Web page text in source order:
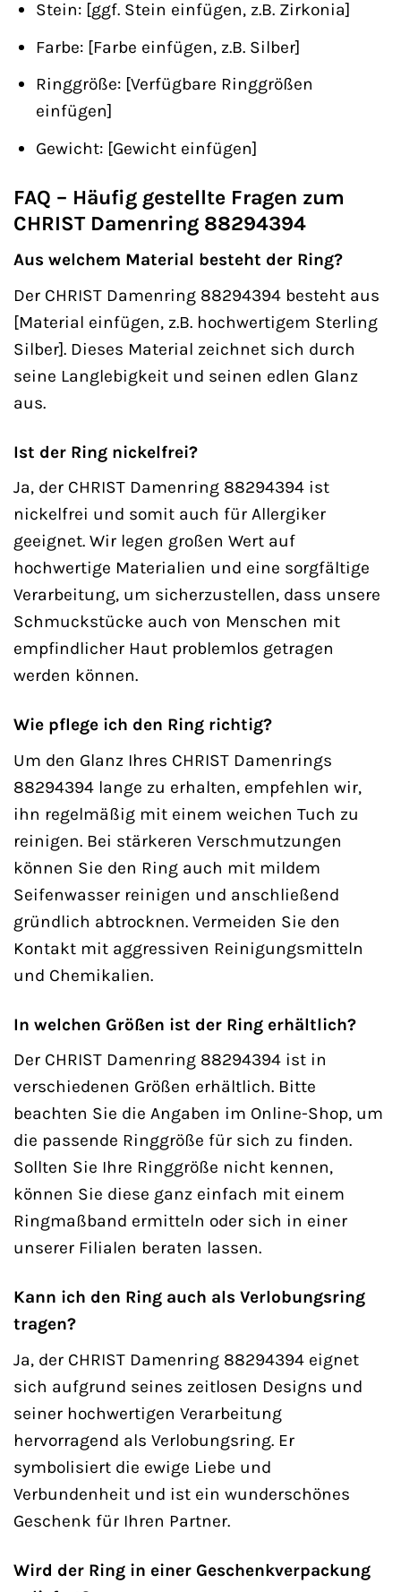
Stein: [ggf. Stein einfügen, z.B. Zirkonia]
Farbe: [Farbe einfügen, z.B. Silber]
Ringgröße: [Verfügbare Ringgrößen
einfügen]
Gewicht: [Gewicht einfügen]
FAQ – Häufig gestellte Fragen zum
CHRIST Damenring 88294394
Aus welchem Material besteht der Ring?
Der CHRIST Damenring 88294394 besteht aus
[Material einfügen, z.B. hochwertigem Sterling
Silber]. Dieses Material zeichnet sich durch
seine Langlebigkeit und seinen edlen Glanz
aus.
Ist der Ring nickelfrei?
Ja, der CHRIST Damenring 88294394 ist
nickelfrei und somit auch für Allergiker
geeignet. Wir legen großen Wert auf
hochwertige Materialien und eine sorgfältige
Verarbeitung, um sicherzustellen, dass unsere
Schmuckstücke auch von Menschen mit
empfindlicher Haut problemlos getragen
werden können.
Wie pflege ich den Ring richtig?
Um den Glanz Ihres CHRIST Damenrings
88294394 lange zu erhalten, empfehlen wir,
ihn regelmäßig mit einem weichen Tuch zu
reinigen. Bei stärkeren Verschmutzungen
können Sie den Ring auch mit mildem
Seifenwasser reinigen und anschließend
gründlich abtrocknen. Vermeiden Sie den
Kontakt mit aggressiven Reinigungsmitteln
und Chemikalien.
In welchen Größen ist der Ring erhältlich?
Der CHRIST Damenring 88294394 ist in
verschiedenen Größen erhältlich. Bitte
beachten Sie die Angaben im Online-Shop, um
die passende Ringgröße für sich zu finden.
Sollten Sie Ihre Ringgröße nicht kennen,
können Sie diese ganz einfach mit einem
Ringmaßband ermitteln oder sich in einer
unserer Filialen beraten lassen.
Kann ich den Ring auch als Verlobungsring
tragen?
Ja, der CHRIST Damenring 88294394 eignet
sich aufgrund seines zeitlosen Designs und
seiner hochwertigen Verarbeitung
hervorragend als Verlobungsring. Er
symbolisiert die ewige Liebe und
Verbundenheit und ist ein wunderschönes
Geschenk für Ihren Partner.
Wird der Ring in einer Geschenkverpackung